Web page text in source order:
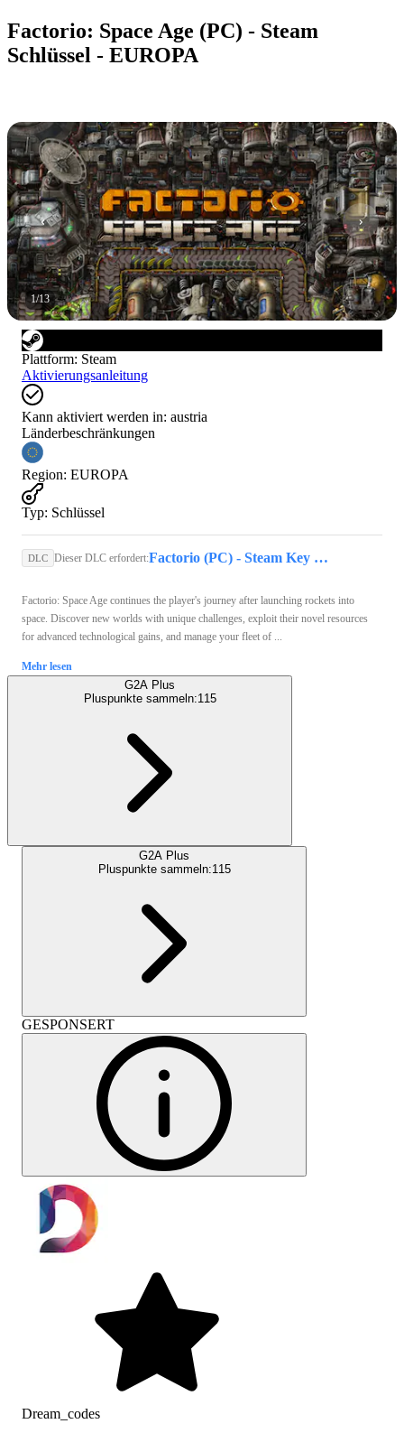
Factorio: Space Age (PC) - Steam
Schlüssel - EUROPA
1/13
Plattform: Steam
Aktivierungsanleitung
Kann aktiviert werden in: austria
Länderbeschränkungen
Region: EUROPA
Typ: Schlüssel
DLC Dieser DLC erfordert: Factorio (PC) - Steam Key - EUROPE
Factorio: Space Age continues the player's journey after launching rockets into
space. Discover new worlds with unique challenges, exploit their novel resources
for advanced technological gains, and manage your fleet of ...
Mehr lesen
G2A Plus
Pluspunkte sammeln:115
G2A Plus
Pluspunkte sammeln:115
GESPONSERT
Dream_codes